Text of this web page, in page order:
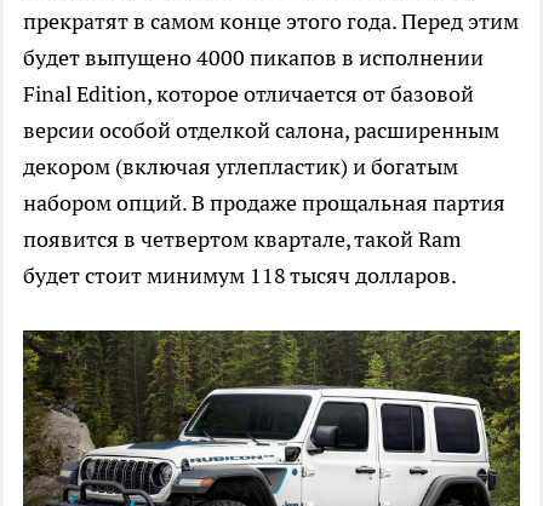
прекратят в самом конце этого года. Перед этим
будет выпущено 4000 пикапов в исполнении
Final Edition, которое отличается от базовой
версии особой отделкой салона, расширенным
декором (включая углепластик) и богатым
набором опций. В продаже прощальная партия
появится в четвертом квартале, такой Ram
будет стоит минимум 118 тысяч долларов.